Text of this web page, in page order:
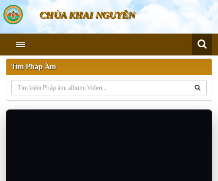
CHÙA KHAI NGUYÊN
Tìm Pháp Âm